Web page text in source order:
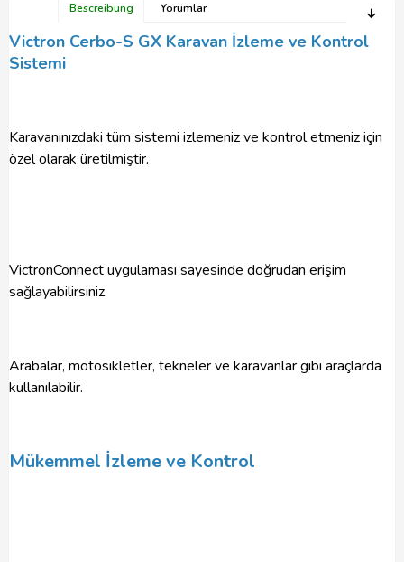
Bescreibung Yorumlar
Victron Cerbo-S GX Karavan İzleme ve Kontrol
Sistemi
Karavanınızdaki tüm sistemi izlemeniz ve kontrol etmeniz için
özel olarak üretilmiştir.
VictronConnect uygulaması sayesinde doğrudan erişim
sağlayabilirsiniz.
Arabalar, motosikletler, tekneler ve karavanlar gibi araçlarda
kullanılabilir.
Mükemmel İzleme ve Kontrol